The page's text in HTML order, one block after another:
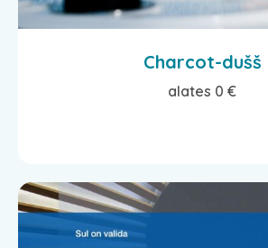
Charcot-dušš
alates 0 €